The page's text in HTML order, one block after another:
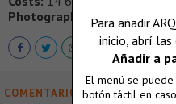
Photography:
® BoysPlayNice
COMENTARIOS